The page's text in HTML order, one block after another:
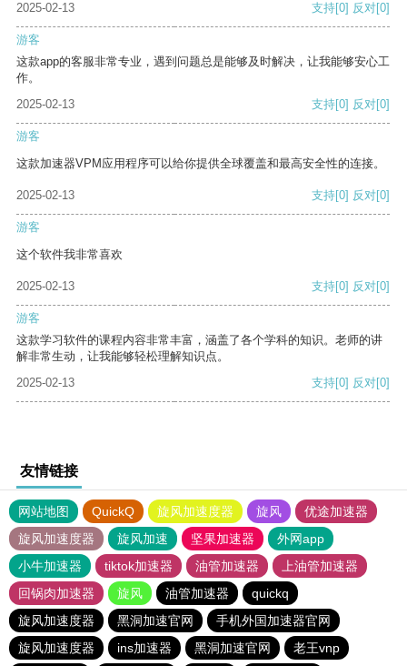
2025-02-13
支持[0] 反对[0]
游客
这款app的客服非常专业，遇到问题总是能够及时解决，让我能够安心工
作。
2025-02-13
支持[0] 反对[0]
游客
这款加速器VPM应用程序可以给你提供全球覆盖和最高安全性的连接。
2025-02-13 支持[0] 反对[0]
游客
这个软件我非常喜欢
2025-02-13 支持[0] 反对[0]
游客
这款学习软件的课程内容非常丰富，涵盖了各个学科的知识。老师的讲
解非常生动，让我能够轻松理解知识点。
2025-02-13
支持[0] 反对[0]
友情链接
网站地图 QuickQ 旋风加速度器 旋风
优途加速器
旋风加速度器
旋风加速 坚果加速器
外网app
小牛加速器
tiktok加速器 油管加速器
上油管加速器
回锅肉加速器
旋风 油管加速器
quickq
旋风加速度器
黑洞加速官网
手机外国加速器官网
旋风加速度器
ins加速器 黑洞加速官网 老王vnp